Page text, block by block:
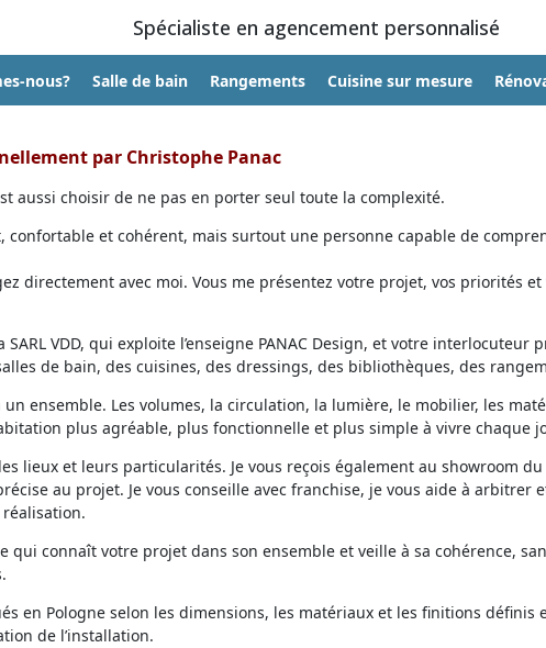
Spécialiste en agencement personnalisé
nous? Salle de bain Rangements Cuisine sur mesure
par Christophe Panac
aussi choisir de ne pas en porter seul toute la complexité.
et cohérent, mais surtout une personne capable de
directement avec moi. Vous me présentez votre projet, vos priorités
SARL VDD, qui exploite l’enseigne PANAC Design, et votre
de bain, des cuisines, des dressings, des bibliothèques, des
ensemble. Les volumes, la circulation, la lumière, le mobilier, les
plus agréable, plus fonctionnelle et plus simple à vivre chaque
lieux et leurs particularités. Je vous reçois également au showroom
au projet. Je vous conseille avec franchise, je vous aide à
qui connaît votre projet dans son ensemble et veille à sa cohérence,
en Pologne selon les dimensions, les matériaux et les finitions
de l’installation.